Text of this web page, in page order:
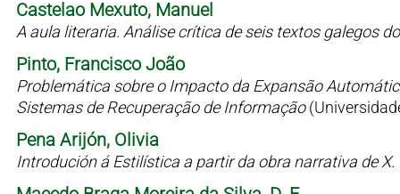
Castelao Mexuto, Manuel
A aula literaria. Análise crítica de seis textos galegos
Pinto, Francisco João
Problemática sobre o Impacto da Expansão
Sistemas de Recuperação de Informação
Pena Arijón, Olivia
Introdución á Estilística a partir da obra narrativa de X.